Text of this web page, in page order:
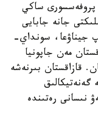
پروفەسسورى ساكي
جانە جابايى
جيناۋعا، سونداي-
مەن جاپونيا
قازاقستان بىرنەشە
گەنەتيكالىق
نىسانى رەتىندە